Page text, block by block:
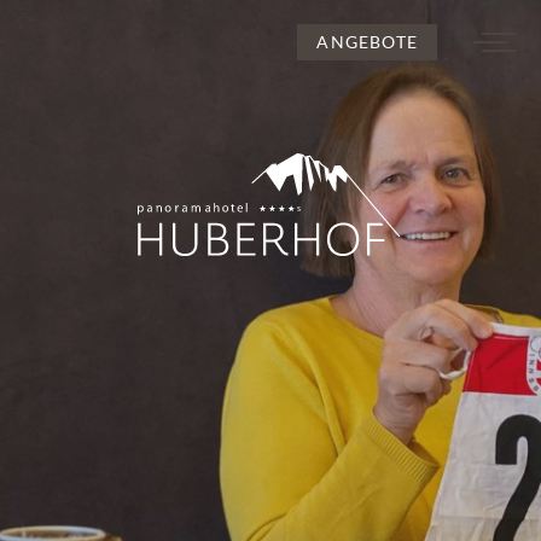
Der Huberhof
Für Pärchen
ANGEBOTE